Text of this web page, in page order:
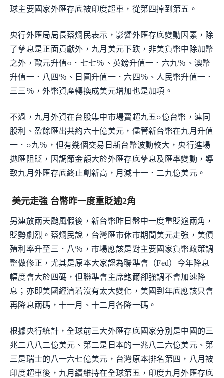
球主要國家外匯存底被印度超車，從第四掉到第五。
央行外匯局局長蔡烱民表示，影響外匯存底變動因素，除
了孳息是正面貢獻外，九月美元下跌，非美貨幣中除加幣
之外，歐元升值○．七七％、英鎊升值一．六九％、澳幣
升值一．八四％、日圓升值一．六四％、人民幣升值一．
三三％，外幣資產轉換成美元增加也是加項。
不過，九月外資在台股集中市場賣超九五○億台幣，連同
股利、盈餘匯出共約六十億美元，儘管新台幣在九月升值
一．○九％，但有幾個交易日新台幣波動較大，央行進場
拋匯阻貶，因調節金額大於外匯存底孳息及匯率變動，導
致九月外匯存底終止創新高，月減十一．二九億美元。
美元走強 台幣昨一度重貶逾2角
另連放兩天颱風假後，新台幣昨日盤中一度重貶逾兩角，
貶勢劇烈。蔡烱民說，台灣匯市休市期間美元走強，美債
殖利率升至三．八％，市場應該是對主要國家貨幣政策調
整做修正，尤其是原本大家認為聯準會（Fed）今年降息
幅度會大於四碼，但聯準會主席鮑爾卻強調不會加速降
息；亦即美國經濟若沒有太大變化，美國到年底應該只會
再降息兩碼，十一月、十二月各降一碼。
根據央行統計，全球前三大外匯存底國家分別是中國的三
兆二八八二億美元、第二是日本的一兆八二六億美元、第
三是瑞士的八一六七億美元，台灣原本排名第四，八月被
印度超車後，九月續維持在全球第五，印度九月外匯存底